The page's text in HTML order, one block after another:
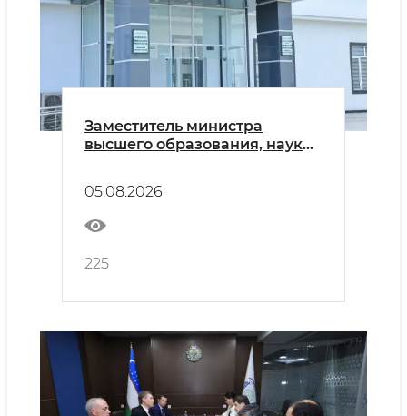
Заместитель министра
высшего образования, науки
посетил Наманганский
государственный
университет.
05.08.2026
225